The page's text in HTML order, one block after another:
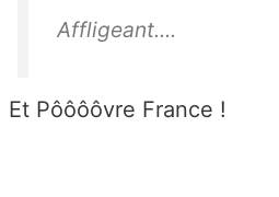
Affligeant....
Et Pôôôôvre France !